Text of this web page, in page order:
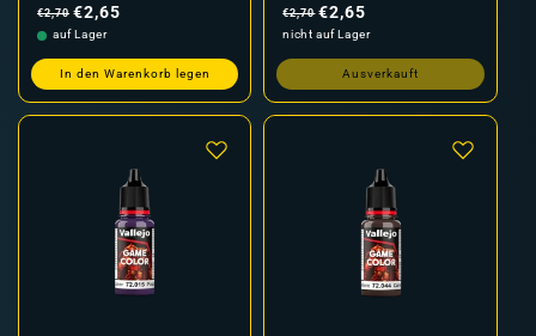
Preis
€2,70 €2,65
auf Lager
In den Warenkorb legen
Preis
€2,70 €2,65
nicht auf Lager
Ausverkauft